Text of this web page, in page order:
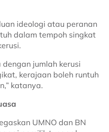
ideologi atau peranan
dalam tempoh singkat
jumlah kerusi
kerajaan boleh runtuh
katanya.
UMNO dan BN